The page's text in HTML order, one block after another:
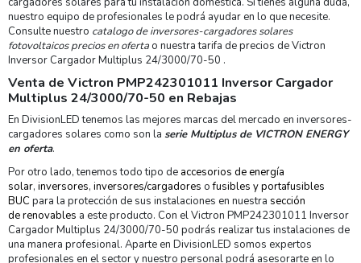
nuestro equipo de profesionales le podrá ayudar en lo que necesite.
Consulte nuestro catalogo de inversores-cargadores solares
fotovoltaicos precios en ofertao nuestra tarifa de precios de Victron
Inversor Cargador Multiplus 24/3000/70-50 .
Venta de Victron PMP242301011 Inversor Cargador
Multiplus 24/3000/70-50 en Rebajas
En DivisionLED tenemos las mejores marcas del mercado en inversores-
cargadores solares como son la serie Multiplus de VICTRON ENERGY
en oferta.
Por otro lado, tenemos todo tipo de accesorios de energía
solar, inversores, inversores/cargadores ofusibles y portafusibles
BUC para la protección de sus instalaciones en nuestra sección
de renovables a este producto. Con el Victron PMP242301011 Inversor
Cargador Multiplus 24/3000/70-50 podrás realizar tus instalaciones de
una manera profesional. Aparte en DivisionLED somos expertos
profesionales en el sector y nuestro personal podrá asesorarte en lo